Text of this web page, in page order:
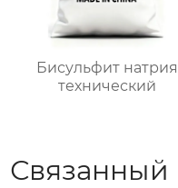
Бисульфит натрия
технический
Связанный